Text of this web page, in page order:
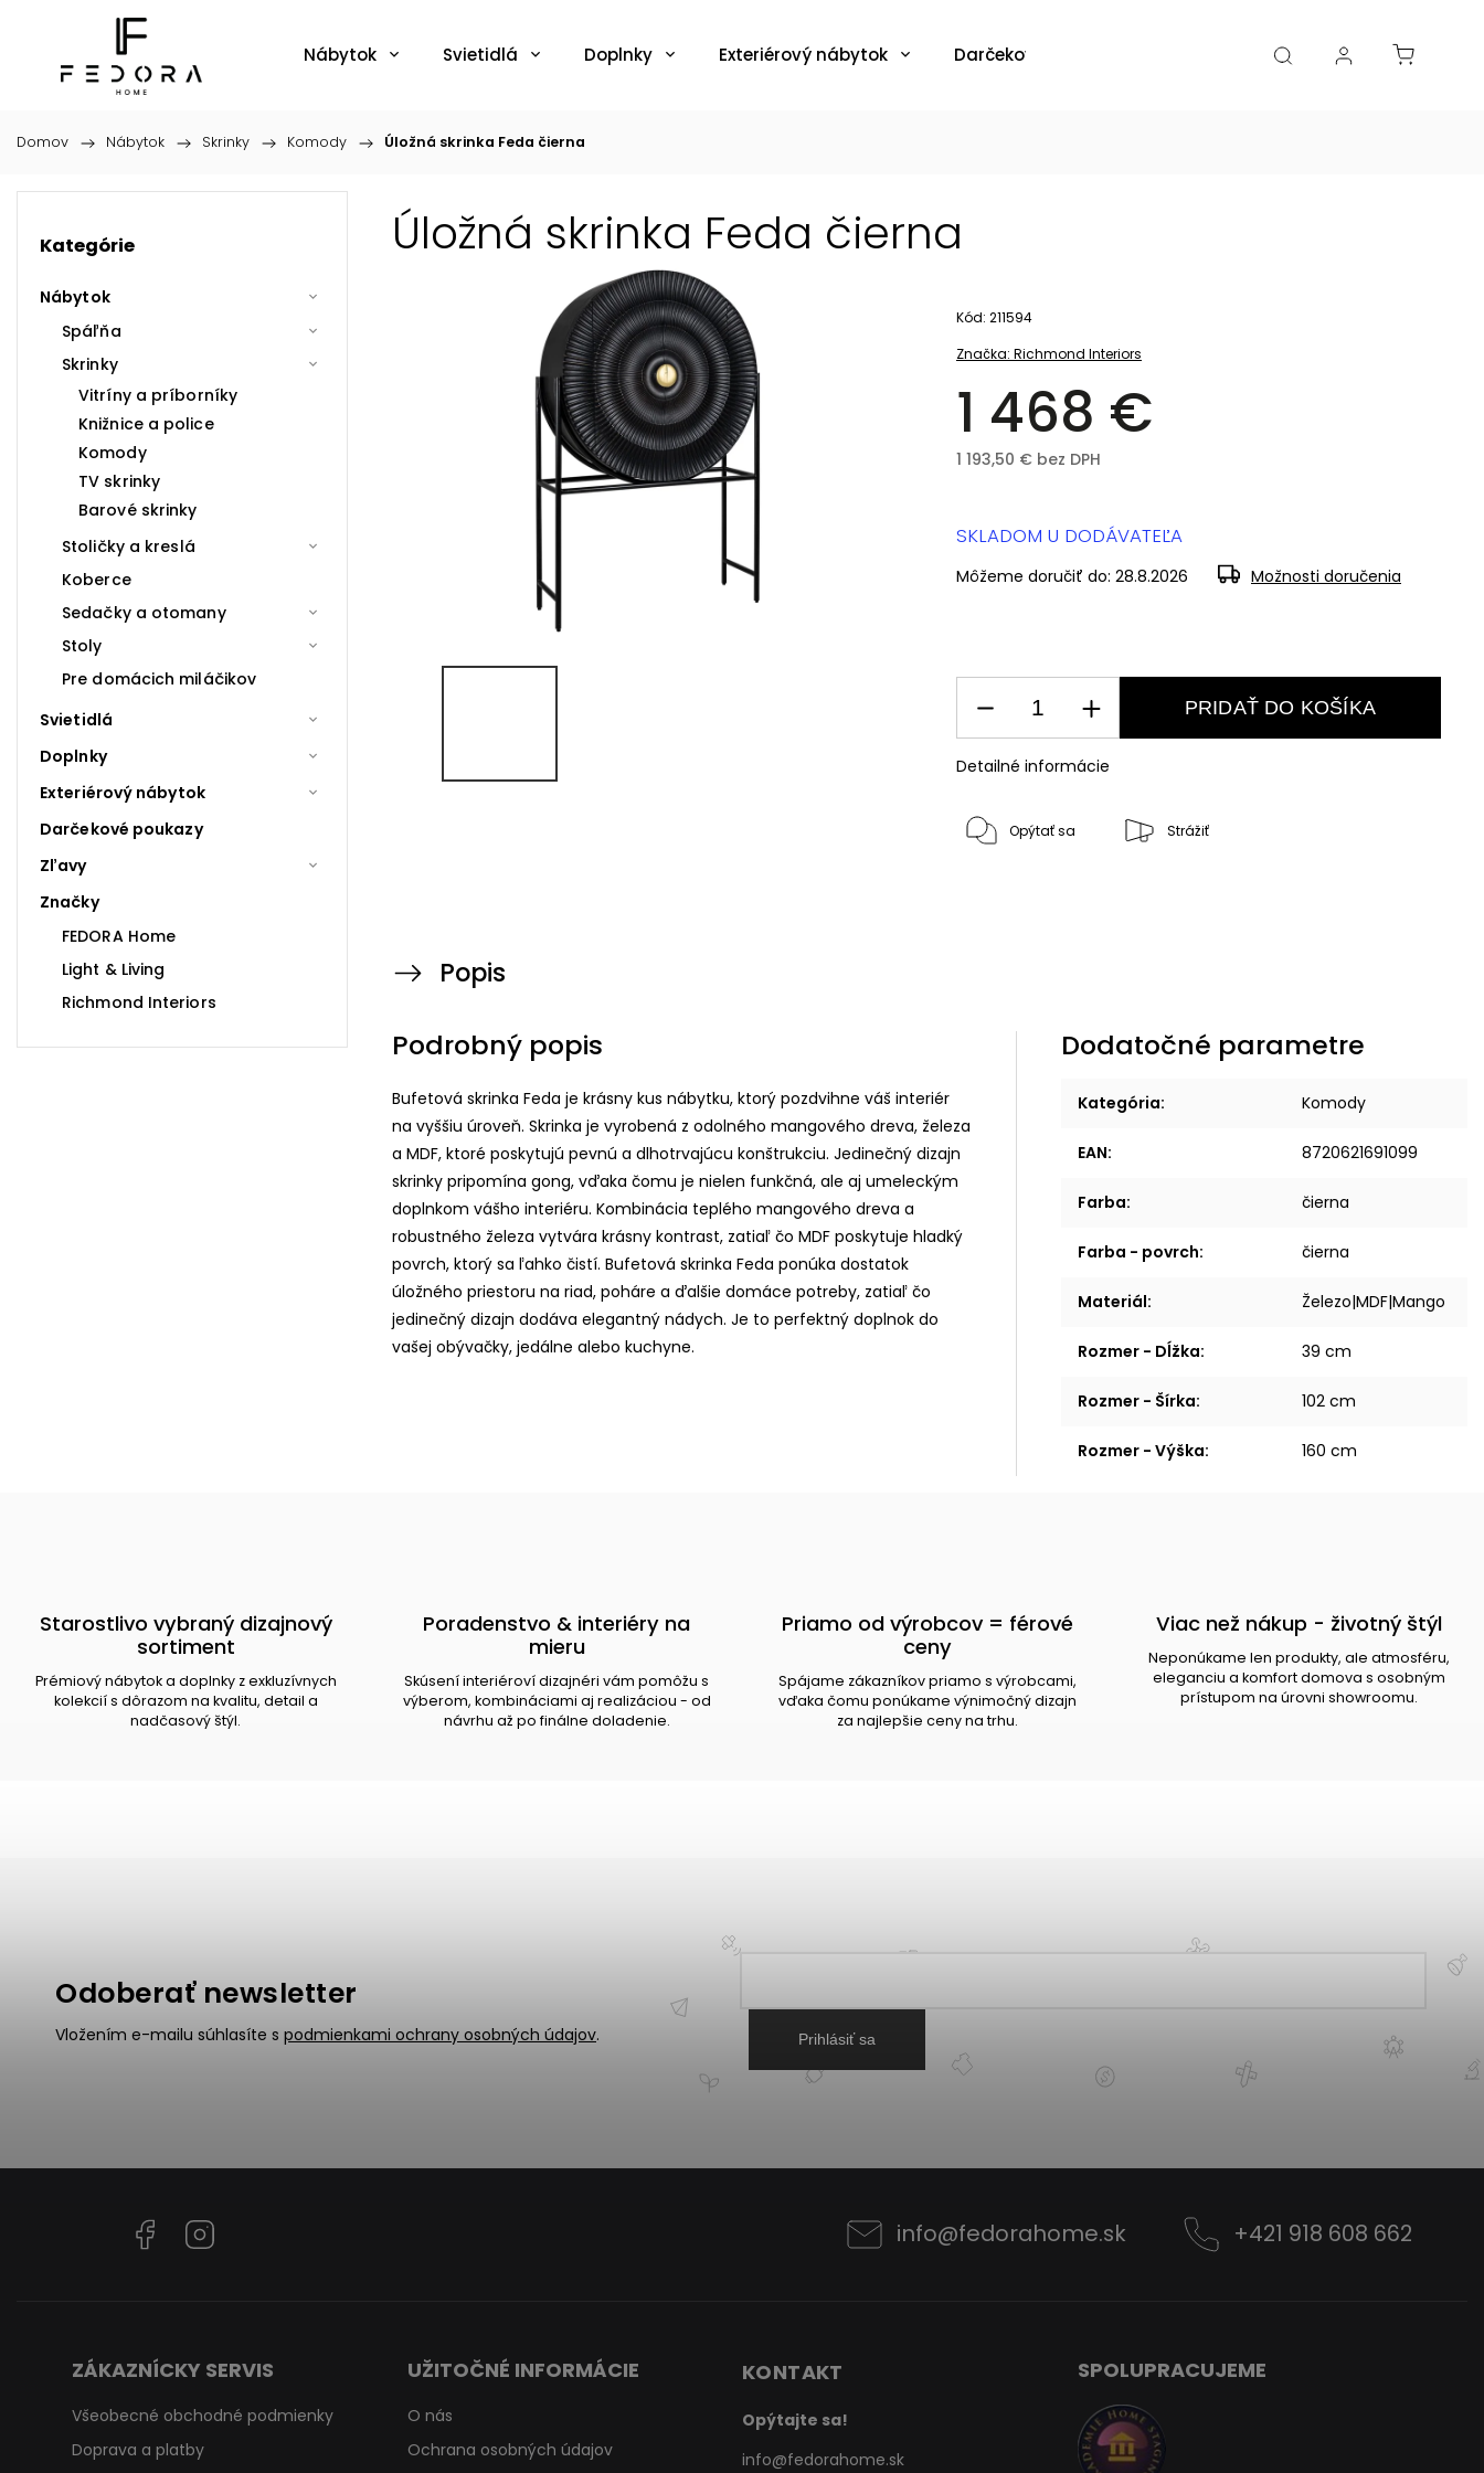
Nábytok Svietidlá Doplnky Exteriérový nábytok Darčekové poukazy Katalógy Blogy
Domov / Nábytok / Skrinky / Komody / Úložná skrinka Feda čierna
Kategórie
Nábytok
Spáľňa
Skrinky
Vitríny a príborníky
Knižnice a police
Komody
TV skrinky
Barové skrinky
Stoličky a kreslá
Koberce
Sedačky a otomany
Stoly
Pre domácich miláčikov
Svietidlá
Doplnky
Exteriérový nábytok
Darčekové poukazy
Zľavy
Značky
FEDORA Home
Light & Living
Richmond Interiors
Úložná skrinka Feda čierna
Značka: Richmond Interiors
1 468 €
1 193,50 € bez DPH
Kód: 211594
SKLADOM U DODÁVATEĽA
Môžeme doručiť do: 28.8.2026 Možnosti doručenia
PRIDAŤ DO KOŠÍKA
Detailné informácie
Opýtať sa Strážiť
Popis
Podrobný popis
Bufetová skrinka Feda je krásny kus nábytku, ktorý pozdvihne váš interiér
na vyššiu úroveň. Skrinka je vyrobená z odolného mangového dreva, železa
a MDF, ktoré poskytujú pevnú a dlhotrvajúcu konštrukciu. Jedinečný dizajn
skrinky pripomína gong, vďaka čomu je nielen funkčná, ale aj umeleckým
doplnkom vášho interiéru. Kombinácia teplého mangového dreva a
robustného železa vytvára krásny kontrast, zatiaľ čo MDF poskytuje hladký
povrch, ktorý sa ľahko čistí. Bufetová skrinka Feda ponúka dostatok
úložného priestoru na riad, poháre a ďalšie domáce potreby, zatiaľ čo
jedinečný dizajn dodáva elegantný nádych. Je to perfektný doplnok do
vašej obývačky, jedálne alebo kuchyne.
Dodatočné parametre
Kategória: Komody
EAN: 8720621691099
Farba: čierna
Farba - povrch: čierna
Materiál: Železo|MDF|Mango
Rozmer - Dĺžka: 39 cm
Rozmer - Šírka: 102 cm
Rozmer - Výška: 160 cm
Starostlivo vybraný dizajnový
sortiment
Prémiový nábytok a doplnky z exkluzívnych
kolekcií s dôrazom na kvalitu, detail a
nadčasový štýl.
Poradenstvo & interiéry na
mieru
Skúsení interiéroví dizajnéri vám pomôžu s
výberom, kombináciami aj realizáciou - od
návrhu až po finálne doladenie.
Priamo od výrobcov = férové
ceny
Spájame zákazníkov priamo s výrobcami,
vďaka čomu ponúkame výnimočný dizajn
za najlepšie ceny na trhu.
Viac než nákup - životný štýl
Neponúkame len produkty, ale atmosféru,
eleganciu a komfort domova s osobným
prístupom na úrovni showroomu.
Odoberať newsletter
Vložením e-mailu súhlasíte s podmienkami ochrany osobných údajov. Prihlásiť sa
Facebook info@fedorahome.sk +421 918 608 662
ZÁKAZNÍCKY SERVIS
Všeobecné obchodné podmienky
Doprava a platby
UŽITOČNÉ INFORMÁCIE
O nás
Ochrana osobných údajov
KONTAKT
Opýtajte sa!
info@fedorahome.sk
SPOLUPRACUJEME